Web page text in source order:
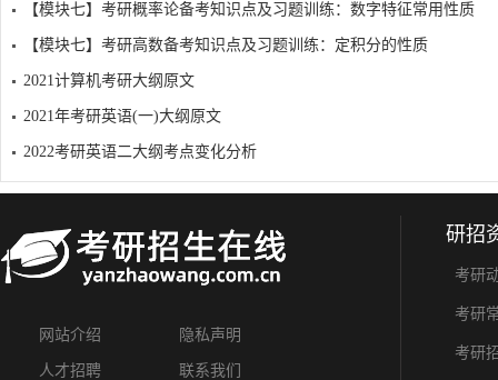
【模块七】考研概率论备考知识点及习题训练：数字特征常用性质
【模块七】考研高数备考知识点及习题训练：定积分的性质
2021计算机考研大纲原文
2021年考研英语(一)大纲原文
2022考研英语二大纲考点变化分析
网站介绍 隐私声明
人才招聘 联系我们
研招
考研
考研
考研